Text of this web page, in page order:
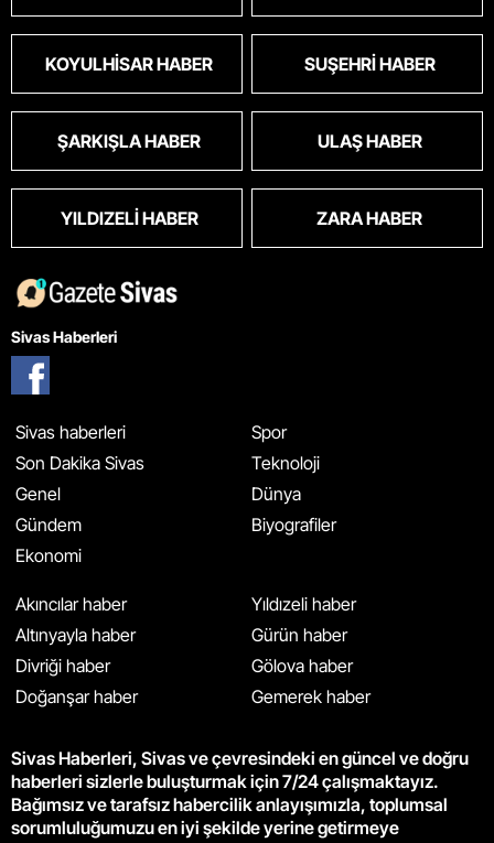
KOYULHISAR HABER SUŞEHRI HABER
ŞARKIŞLA HABER ULAŞ HABER
YILDIZELI HABER ZARA HABER
Sivas Haberleri
Sivas haberleri
Son Dakika Sivas
Genel
Gündem
Ekonomi
Spor
Teknoloji
Dünya
Biyografiler
Akıncılar haber
Altınyayla haber
Divriği haber
Doğanşar haber
Yıldızeli haber
Gürün haber
Gölova haber
Gemerek haber
Sivas Haberleri, Sivas ve çevresindeki en güncel ve doğru
haberleri sizlerle buluşturmak için 7/24 çalışmaktayız.
Bağımsız ve tarafsız habercilik anlayışımızla, toplumsal
sorumluluğumuzu en iyi şekilde yerine getirmeye